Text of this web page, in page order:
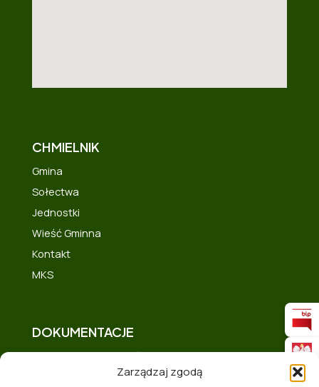
Zarządzaj zgodą
CHMIELNIK
Gmina
Sołectwa
Jednostki
Wieść Gminna
Kontakt
MKS
DOKUMENTACJE
Deklaracja dostępności
Polityka prywatności